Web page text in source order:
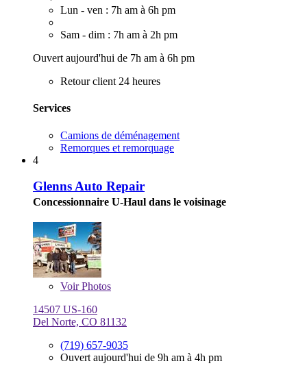
Lun - ven : 7h am à 6h pm
Sam - dim : 7h am à 2h pm
Ouvert aujourd'hui de 7h am à 6h pm
Retour client 24 heures
Services
Camions de déménagement
Remorques et remorquage
4
Glenns Auto Repair
Concessionnaire U-Haul dans le voisinage
VoirPhotos
14507 US-160
Del Norte, CO 81132
(719) 657-9035
Ouvert aujourd'hui de 9h am à 4h pm